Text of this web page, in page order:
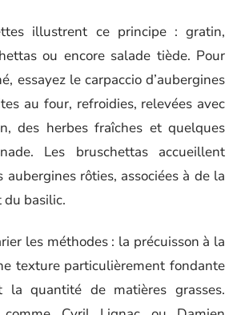
illustrent ce principe : gratin,
ou encore salade tiède. Pour
essayez le carpaccio d’aubergines
au four, refroidies, relevées avec
des herbes fraîches et quelques
Les bruschettas accueillent
rôties, associées à de la
basilic.
les méthodes : la précuisson à la
texture particulièrement fondante
quantité de matières grasses.